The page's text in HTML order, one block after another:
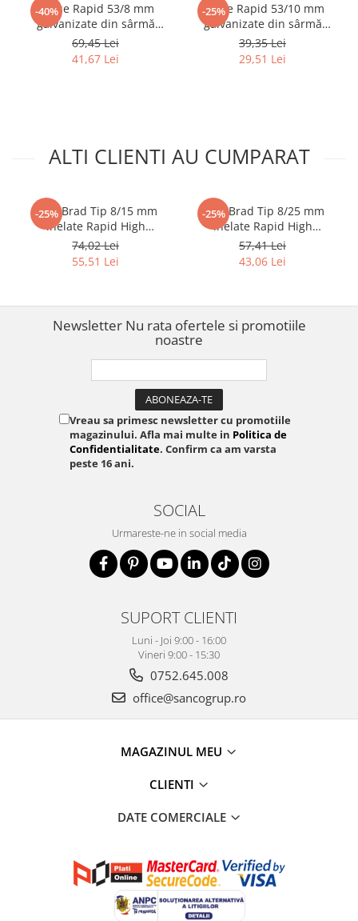
-40%
Capse Rapid 53/8 mm
galvanizate din sârmă
subțire pentru decorațiuni,
textile și plase insecte, 5000
bucăți 11857050
69,45 Lei
41,67 Lei
-25%
Capse Rapid 53/10 mm
galvanizate din sârmă
subțire pentru decorațiuni,
textile și plase insecte, 5000
bucăți 11858810
39,35 Lei
29,51 Lei
ALTI CLIENTI AU CUMPARAT
-25%
Cuie Brad Tip 8/15 mm
inelate Rapid High
Performance pentru plinte,
baghete decorative si
mobilier, 5000 bucati
74,02 Lei
55,51 Lei
-25%
Cuie Brad Tip 8/25 mm
inelate Rapid High
Performance pentru plinte,
lambriu si mobilier, 5000
bucati 40014272
57,41 Lei
43,06 Lei
Newsletter Nu rata ofertele si promotiile
noastre
Vreau sa primesc newsletter cu promotiile
magazinului. Afla mai multe in Politica de
Confidentialitate. Confirm ca am varsta
peste 16 ani.
SOCIAL
Urmareste-ne in social media
SUPORT CLIENTI
Luni - Joi 9:00 - 16:00
Vineri 9:00 - 15:30
0752.645.008
office@sancogrup.ro
MAGAZINUL MEU
CLIENTI
DATE COMERCIALE